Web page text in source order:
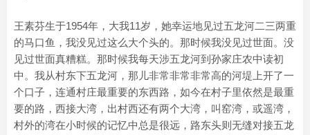
王素芬生于1954年，大我11岁，她幸运地见过五龙河二三两重
的马口鱼，我没见过这么大个头的。那时候我没见过世面。没
见过世面真糟糕。那时候我每天涉五龙河到孙家庄农中读初
中。我从村东下五龙河，那儿非常非常非常高的河堤上开了一
个口子，连通村庄最重要的东西路，如今在村子里依然是最重
要的路，西接大湾，出村西还有两个大湾，叫窑湾，或遥湾，
村外的湾在小时候的记忆中总是很远，路东头则无缝对接五龙